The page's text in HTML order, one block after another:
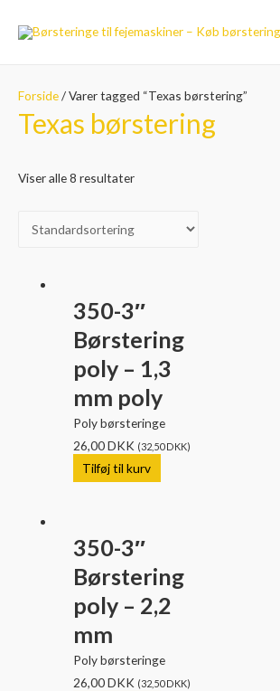
Forside/ Varer tagged “Texas børstering”
Texas børstering
Viser alle 8 resultater
350-3″
Børstering
poly – 1,3
mm poly
Poly børsteringe
26,00DKK (32,50DKK)
Tilføj til kurv
350-3″
Børstering
poly – 2,2
mm
Poly børsteringe
26,00DKK (32,50DKK)